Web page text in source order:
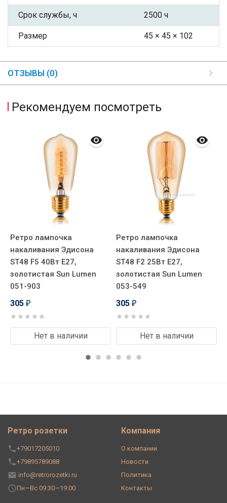
Срок службы, ч 2500 ч
Размер 45 × 45 × 102
ОТЗЫВЫ (0)
Рекомендуем посмотреть
Ретро лампочка
накаливания Эдисона
ST48 F5 40Вт Е27,
золотистая Sun Lumen
051-903
305 ₽
Нет в наличии
Ретро лампочка
накаливания Эдисона
ST48 F2 25Вт Е27,
золотистая Sun Lumen
053-549
305 ₽
Нет в наличии
Ретро розетки
+79017205010
+79895789088
info@retrorozetki.ru
Пн—Вс 09:30—19:00
Компания
О компании
Новости
Политика
Контакты